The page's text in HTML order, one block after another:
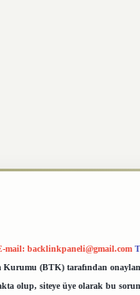
mail: backlinkpaneli@gmail.com
(BTK) tarafından
olup, siteye üye olarak bu